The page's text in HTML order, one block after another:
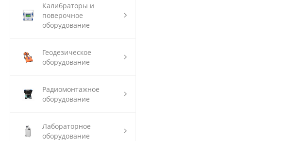
Калибраторы и
поверочное
оборудование
Геодезическое
оборудование
Радиомонтажное
оборудование
Лабораторное
оборудование